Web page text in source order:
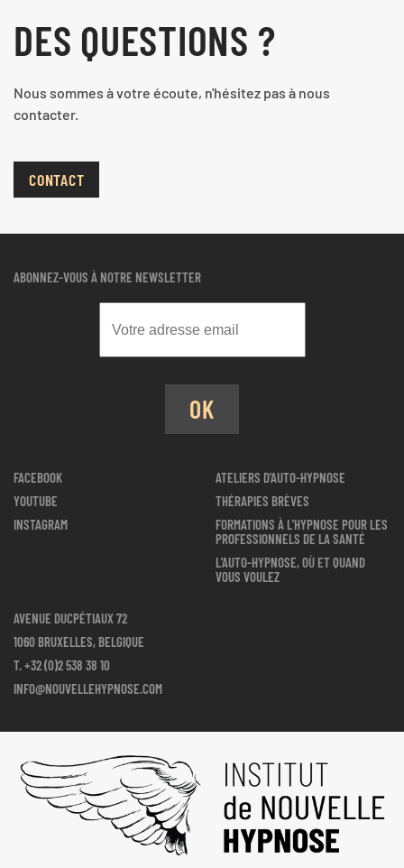
DES QUESTIONS ?
Nous sommes à votre écoute, n'hésitez pas à nous
contacter.
CONTACT
ABONNEZ-VOUS À NOTRE NEWSLETTER
OK
FACEBOOK
YOUTUBE
INSTAGRAM
ATELIERS D'AUTO-HYPNOSE
THÉRAPIES BRÈVES
FORMATIONS À L'HYPNOSE POUR LES
PROFESSIONNELS DE LA SANTÉ
L'AUTO-HYPNOSE, OÙ ET QUAND
VOUS VOULEZ
AVENUE DUCPÉTIAUX 72
1060 BRUXELLES, BELGIQUE
T.+32 (0)2 538 38 10
INFO@NOUVELLEHYPNOSE.COM